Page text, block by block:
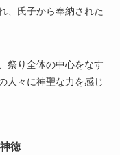
、氏子から奉納された
祭り全体の中心をなす
人々に神聖な力を感じ
徳